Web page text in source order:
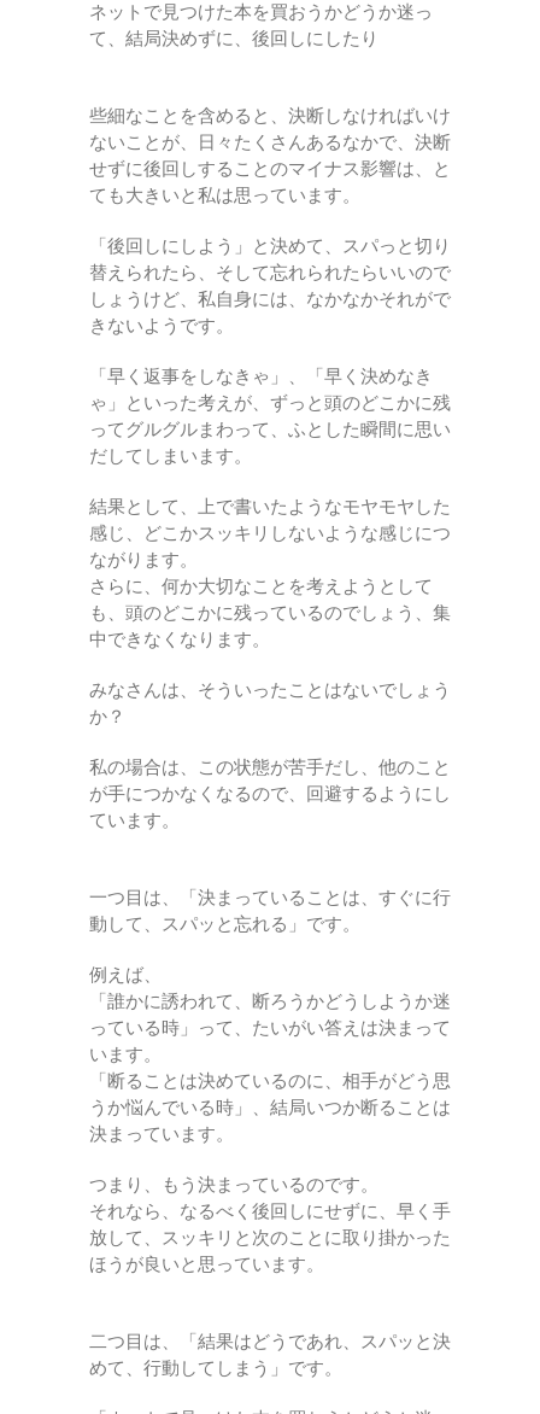
ネットで見つけた本を買おうかどうか迷っ
て、結局決めずに、後回しにしたり
些細なことを含めると、決断しなければいけ
ないことが、日々たくさんあるなかで、決断
せずに後回しすることのマイナス影響は、と
ても大きいと私は思っています。
「後回しにしよう」と決めて、スパっと切り
替えられたら、そして忘れられたらいいので
しょうけど、私自身には、なかなかそれがで
きないようです。
「早く返事をしなきゃ」、「早く決めなき
ゃ」といった考えが、ずっと頭のどこかに残
ってグルグルまわって、ふとした瞬間に思い
だしてしまいます。
結果として、上で書いたようなモヤモヤした
感じ、どこかスッキリしないような感じにつ
ながります。
さらに、何か大切なことを考えようとして
も、頭のどこかに残っているのでしょう、集
中できなくなります。
みなさんは、そういったことはないでしょう
か？
私の場合は、この状態が苦手だし、他のこと
が手につかなくなるので、回避するようにし
ています。
一つ目は、「決まっていることは、すぐに行
動して、スパッと忘れる」です。
例えば、
「誰かに誘われて、断ろうかどうしようか迷
っている時」って、たいがい答えは決まって
います。
「断ることは決めているのに、相手がどう思
うか悩んでいる時」、結局いつか断ることは
決まっています。
つまり、もう決まっているのです。
それなら、なるべく後回しにせずに、早く手
放して、スッキリと次のことに取り掛かった
ほうが良いと思っています。
二つ目は、「結果はどうであれ、スパッと決
めて、行動してしまう」です。